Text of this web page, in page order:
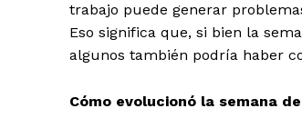
trabajo puede generar
Eso significa que, si bien la
algunos también podría haber
Cómo evolucionó la semana